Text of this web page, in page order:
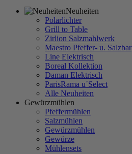
Neuheiten
Polarlichter
Grill to Table
Zirlion Salzmahlwerk
Maestro Pfeffer- u. Salzbar
Line Elektrisch
Boreal Kollektion
Daman Elektrisch
ParisRama u´Select
Alle Neuheiten
Gewürzmühlen
Pfeffermühlen
Salzmühlen
Gewürzmühlen
Gewürze
Mühlensets